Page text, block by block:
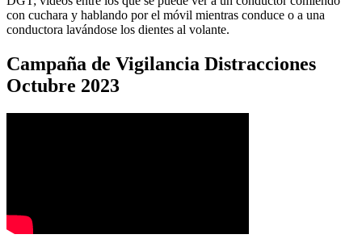
con cuchara y hablando por el móvil mientras conduce o a una
conductora lavándose los dientes al volante.
Campaña de Vigilancia Distracciones
Octubre 2023